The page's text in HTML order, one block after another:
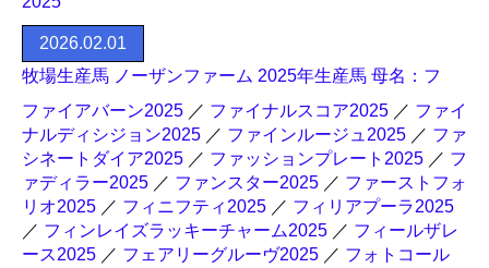
2026.02.01
牧場生産馬 ノーザンファーム 2025年生産馬 母名：フ
ファイアバーン2025 ／ ファイナルスコア2025 ／ ファイ
ナルディシジョン2025 ／ ファインルージュ2025 ／ ファ
シネートダイア2025 ／ ファッションプレート2025 ／ フ
ァディラー2025 ／ ファンスター2025 ／ ファーストフォ
リオ2025 ／ フィニフティ2025 ／ フィリアプーラ2025
／ フィンレイズラッキーチャーム2025 ／ フィールザレ
ース2025 ／ フェアリーグルーヴ2025 ／ フォトコール